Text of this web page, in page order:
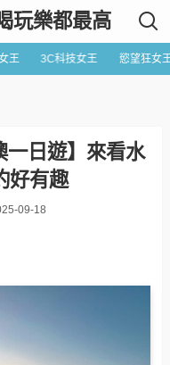
玩樂都最高
王 3C科技女王 慾望狂女
一日遊】來看水
好有趣
09-18